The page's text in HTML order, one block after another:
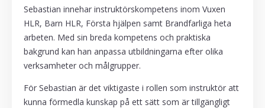
Sebastian innehar instruktörskompetens inom Vuxen
HLR, Barn HLR, Första hjälpen samt Brandfarliga heta
arbeten. Med sin breda kompetens och praktiska
bakgrund kan han anpassa utbildningarna efter olika
verksamheter och målgrupper.
För Sebastian är det viktigaste i rollen som instruktör att
kunna förmedla kunskap på ett sätt som är tillgängligt